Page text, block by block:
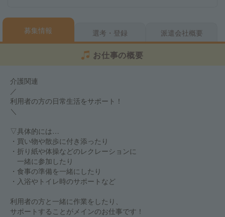
募集情報 選考・登録 派遣会社概要
お仕事の概要
介護関連
／
利用者の方の日常生活をサポート！
＼
▽具体的には…
・買い物や散歩に付き添ったり
・折り紙や体操などのレクレーションに
一緒に参加したり
・食事の準備を一緒にしたり
・入浴やトイレ時のサポートなど
利用者の方と一緒に作業をしたり、
サポートすることがメインのお仕事です！